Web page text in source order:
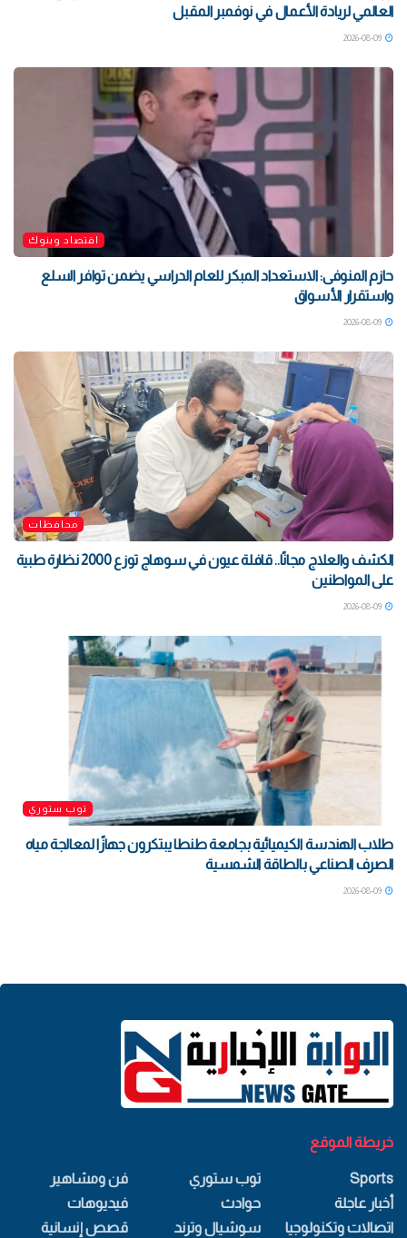
العالمي لريادة الأعمال في نوفمبر المقبل
اقتصاد وبنوك
حازم المنوفى: الاستعداد المبكر للعام الدراسي يضمن توافر السلع
واستقرار الأسواق
محافظات
الكشف والعلاج مجانًا.. قافلة عيون في سوهاج توزع 2000 نظارة طبية
على المواطنين
توب ستوري
طلاب الهندسة الكيميائية بجامعة طنطا يبتكرون جهازًا لمعالجة مياه
الصرف الصناعي بالطاقة الشمسية
خريطة الموقع
Sports
أخبار عاجلة
اتصالات وتكنولوجيا
توب ستوري
حوادث
سوشيال وترند
فن ومشاهير
فيديوهات
قصص إنسانية